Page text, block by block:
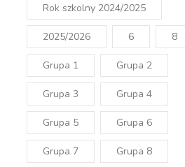
Rok szkolny 2024/2025
2025/2026 6 8
Grupa 1 Grupa 2
Grupa 3 Grupa 4
Grupa 5 Grupa 6
Grupa 7 Grupa 8